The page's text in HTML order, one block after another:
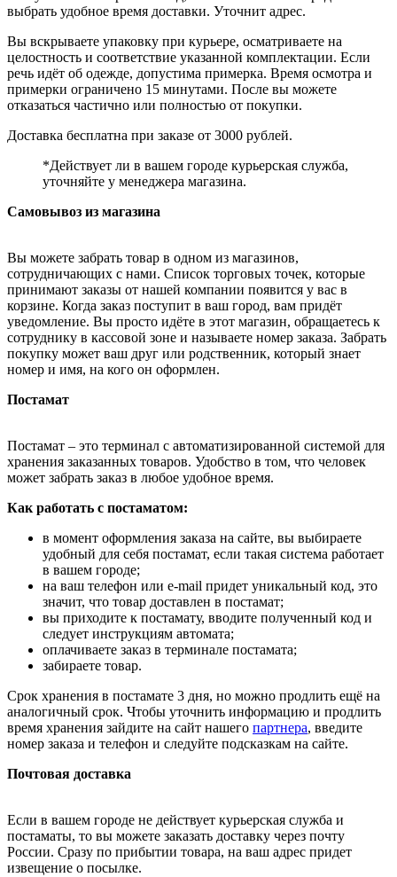
выбрать удобное время доставки. Уточнит адрес.
Вы вскрываете упаковку при курьере, осматриваете на
целостность и соответствие указанной комплектации. Если
речь идёт об одежде, допустима примерка. Время осмотра и
примерки ограничено 15 минутами. После вы можете
отказаться частично или полностью от покупки.
Доставка бесплатна при заказе от 3000 рублей.
*Действует ли в вашем городе курьерская служба,
уточняйте у менеджера магазина.
Самовывоз из магазина
Вы можете забрать товар в одном из магазинов,
сотрудничающих с нами. Список торговых точек, которые
принимают заказы от нашей компании появится у вас в
корзине. Когда заказ поступит в ваш город, вам придёт
уведомление. Вы просто идёте в этот магазин, обращаетесь к
сотруднику в кассовой зоне и называете номер заказа. Забрать
покупку может ваш друг или родственник, который знает
номер и имя, на кого он оформлен.
Постамат
Постамат – это терминал с автоматизированной системой для
хранения заказанных товаров. Удобство в том, что человек
может забрать заказ в любое удобное время.
Как работать с постаматом:
в момент оформления заказа на сайте, вы выбираете
удобный для себя постамат, если такая система работает
в вашем городе;
на ваш телефон или e-mail придет уникальный код, это
значит, что товар доставлен в постамат;
вы приходите к постамату, вводите полученный код и
следует инструкциям автомата;
оплачиваете заказ в терминале постамата;
забираете товар.
Срок хранения в постамате 3 дня, но можно продлить ещё на
аналогичный срок. Чтобы уточнить информацию и продлить
время хранения зайдите на сайт нашего партнера, введите
номер заказа и телефон и следуйте подсказкам на сайте.
Почтовая доставка
Если в вашем городе не действует курьерская служба и
постаматы, то вы можете заказать доставку через почту
России. Сразу по прибытии товара, на ваш адрес придет
извещение о посылке.